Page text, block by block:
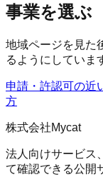
事業を選ぶ
地域ページを見た
るようにしていま
申請・許認可の近
方
株式会社Mycat
法人向けサービス
て確認できる公開